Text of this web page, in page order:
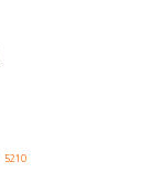
5210